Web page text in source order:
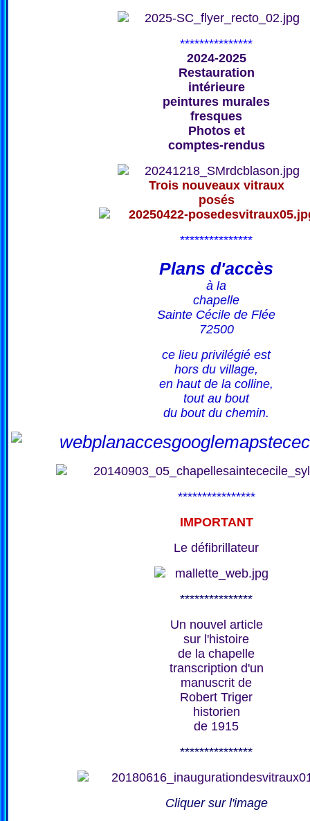
***************
2024-2025
Restauration
intérieure
peintures murales
fresques
Photos et
comptes-rendus
Trois nouveaux vitraux
posés
***************
Plans d'accès
à la
chapelle
Sainte Cécile de Flée
72500
ce lieu privilégié est
hors du village,
en haut de la colline,
tout au bout
du bout du chemin.
****************
IMPORTANT
Le défibrillateur
***************
Un nouvel article
sur l'histoire
de la chapelle
transcription d'un
manuscrit de
Robert Triger
historien
de 1915
***************
Cliquer sur l'image